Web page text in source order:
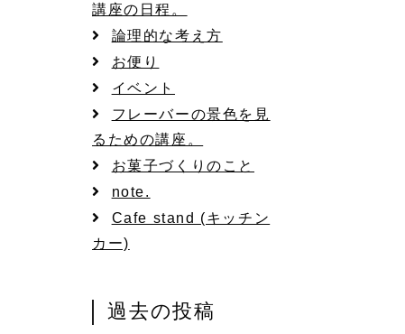
講座の日程。
論理的な考え方
お便り
イベント
フレーバーの景色を見
るための講座。
お菓子づくりのこと
note.
Cafe stand (キッチン
カー)
過去の投稿